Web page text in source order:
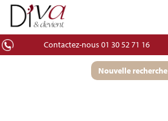
Contactez-nous 01 30 52 71 16
Nouvelle recherche